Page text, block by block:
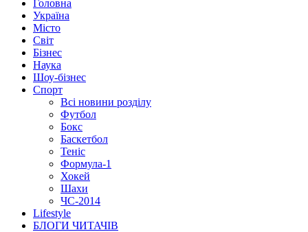
Головна
Україна
Місто
Світ
Бізнес
Наука
Шоу-бізнес
Спорт
Всі новини розділу
Футбол
Бокс
Баскетбол
Теніс
Формула-1
Хокей
Шахи
ЧС-2014
Lifestyle
БЛОГИ ЧИТАЧІВ